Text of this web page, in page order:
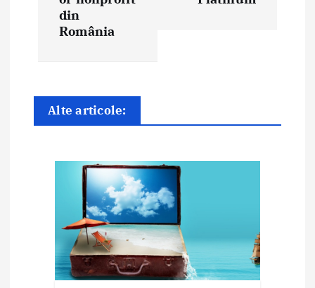
n
a
din
România
Alte articole: